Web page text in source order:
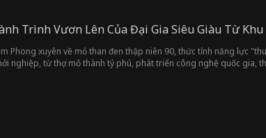
Trình Vươn Lên Của Đại Gia Siêu Giàu Từ
Phong xuyên về mỏ than đen thập niên 90, thức tỉnh năng lực
nghiệp, từ thợ mỏ thành tỷ phú, phát triển công nghệ quốc gia,